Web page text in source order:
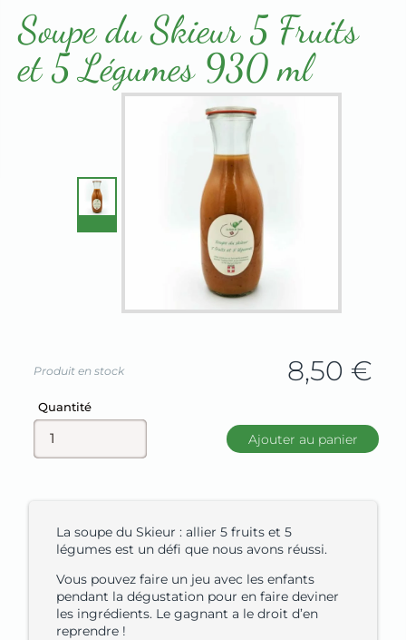
Soupe du Skieur 5 Fruits
et 5 Légumes 930 ml
8,50 €
Produit en stock
Champ
Quantité
Ajouter au panier
La soupe du Skieur : allier 5 fruits et 5
légumes est un défi que nous avons réussi.
Vous pouvez faire un jeu avec les enfants
pendant la dégustation pour en faire deviner
les ingrédients. Le gagnant a le droit d’en
reprendre !